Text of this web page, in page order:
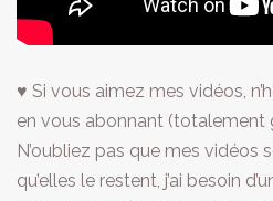
♥ Si vous aimez mes vidéos,
en vous abonnant (totalement
N’oubliez pas que mes vidéos
qu’elles le restent, j’ai besoin